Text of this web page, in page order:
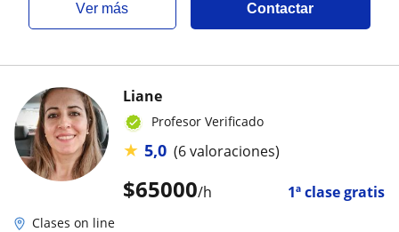
ver más Contactar
$65000/h 1ª clase gratis
Liane
Profesor Verificado
★ 5,0 (6 valoraciones)
Clases on line